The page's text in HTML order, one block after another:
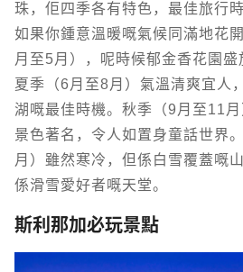
珠，佢四季各有特色，最佳旅行
如果你鍾意溫暖嘅氣候同滿地花
月至5月），呢時候郁金香花園盛
夏季（6月至8月）氣溫清爽宜人
湖嘅最佳時機。秋季（9月至11
景色著名，令人如置身童話世界
月）雖然寒冷，但係白雪覆蓋嘅
係滑雪愛好者嘅天堂。
斯利那加必玩景點